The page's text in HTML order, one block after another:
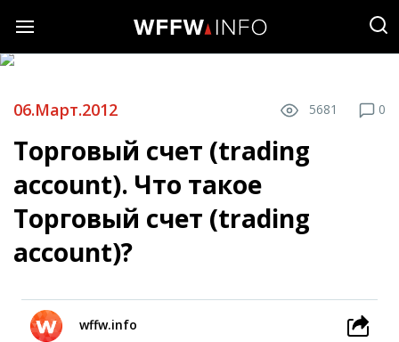
06.Март.2012 5681 0
Торговый счет (trading
account). Что такое
Торговый счет (trading
account)?
wffw.info